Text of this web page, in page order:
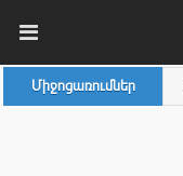
Միջոցառումներ